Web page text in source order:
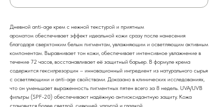
Дневной anti-age крем с нежной текстурой и приятным
ароматом обеспечивает эффект идеальной кожи сразу после нанесения
благодаря сверхтонким белым пигментам, увлажняющим и осветляющим активным
компонентам. Выравнивает тон кожи, обеспечивает интенсивное увлажнение в
течение 72 часов, восстанавливает её защитный барьер. В формуле крема
содержится гексилрезорцин – инновационный ингредиент из натурального сырья
с осветляющими и anti-age свойствами. Доказано в клинических исследованиях,
что он уменьшает выраженность пигментных пятен всего за 8 недель. UVA/UVB
фильтры (SPF-20) обеспечивают надёжную антиоксидантную защиту. Кожа
становится более светлой, сияющей, упругой и гладкой.